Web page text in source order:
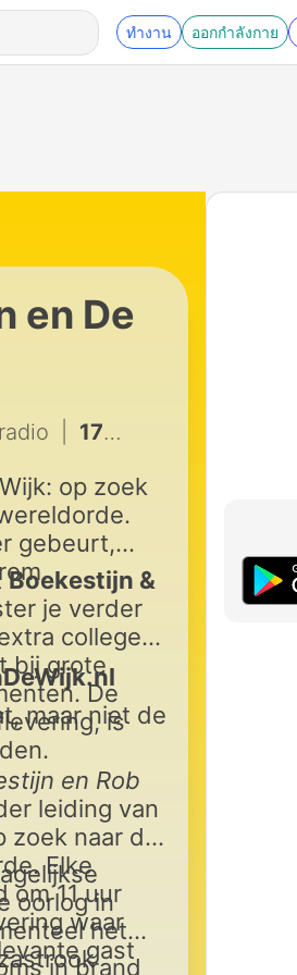
ทำงาน ออกกำลังกาย
en De
1726 - Luister deze zomer naar 'B&W off the record'
op zoek
gebeurt,
Boekestijn &
je verder
colleges
bij grote
De
is
maar niet de
en Rob
leiding van
zoek naar de
Elke
om 11 uur
waar
gast
oorlog in
het
in brand